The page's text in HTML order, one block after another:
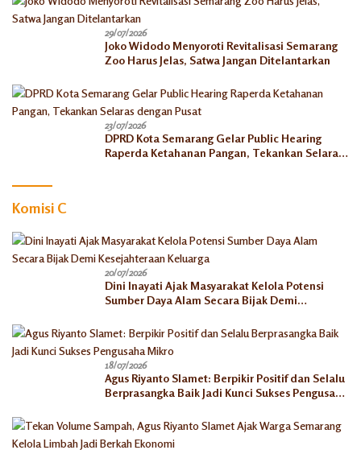
29/07/2026
Joko Widodo Menyoroti Revitalisasi Semarang
Zoo Harus Jelas, Satwa Jangan Ditelantarkan
23/07/2026
DPRD Kota Semarang Gelar Public Hearing
Raperda Ketahanan Pangan, Tekankan Selaras
Komisi C
20/07/2026
Dini Inayati Ajak Masyarakat Kelola Potensi
Sumber Daya Alam Secara Bijak Demi
18/07/2026
Agus Riyanto Slamet: Berpikir Positif dan Selalu
Berprasangka Baik Jadi Kunci Sukses Pengusaha